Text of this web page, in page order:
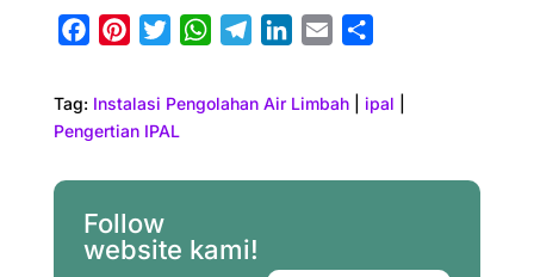
c
e
o
o
k
n
t
r
e
s
i
t
e
W
a
A
p
r
m
n
d
a
Tag: Instalasi Pengolahan Air Limbah| ipal
Pengertian IPAL
Follow
website kami!